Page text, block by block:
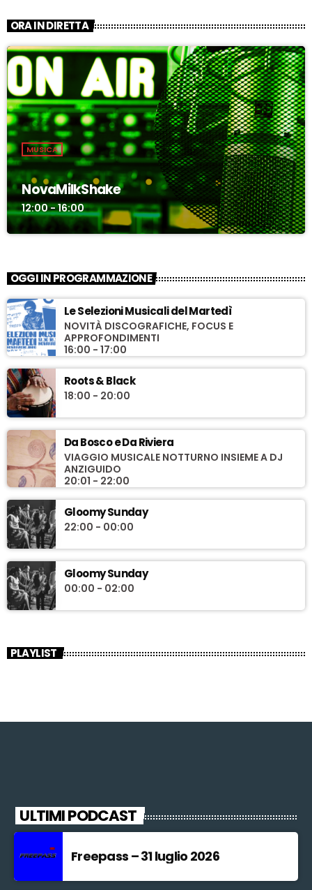
ORA IN DIRETTA
MUSICA
NovaMilkShake
12:00 - 16:00
OGGI IN PROGRAMMAZIONE
Le Selezioni Musicali del Martedì
NOVITÀ DISCOGRAFICHE, FOCUS E
APPROFONDIMENTI
16:00 - 17:00
Roots & Black
18:00 - 20:00
Da Bosco e Da Riviera
VIAGGIO MUSICALE NOTTURNO INSIEME A DJ
ANZIGUIDO
20:01 - 22:00
Gloomy Sunday
22:00 - 00:00
Gloomy Sunday
00:00 - 02:00
PLAYLIST
ULTIMI PODCAST
Freepass – 31 luglio 2026